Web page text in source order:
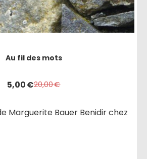
Au fil des mots
5,00€20,00€
Marguerite Bauer Benidir chez